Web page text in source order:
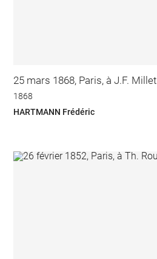
25 mars 1868, Paris, à J.F. Millet
1868
HARTMANN Frédéric